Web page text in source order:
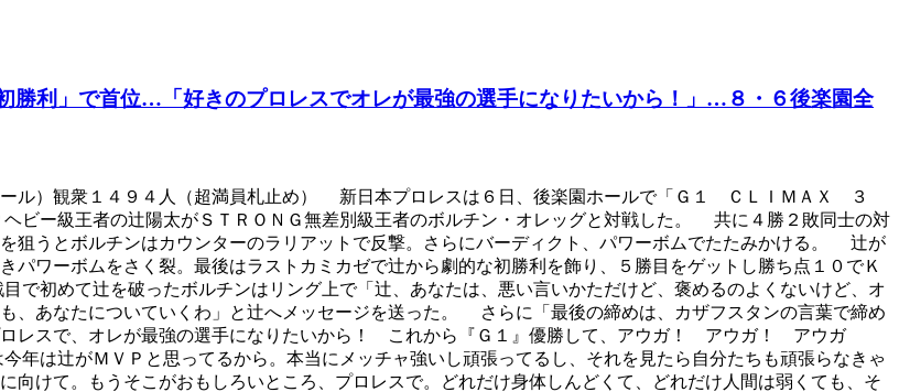
勝利」で首位…「好きのプロレスでオレが最強の選手になりたいから！」…８・６後楽園全
）観衆１４９４人（超満員札止め） 新日本プロレスは６日、後楽園ホールで「Ｇ１ ＣＬＩＭＡＸ ３
ビー級王者の辻陽太がＳＴＲＯＮＧ無差別級王者のボルチン・オレッグと対戦した。 共に４勝２敗同士の対
狙うとボルチンはカウンターのラリアットで反撃。さらにバーディクト、パワーボムでたたみかける。 辻が
ワーボムをさく裂。最後はラストカミカゼで辻から劇的な初勝利を飾り、５勝目をゲットし勝ち点１０でＫ
初めて辻を破ったボルチンはリング上で「辻、あなたは、悪い言いかただけど、褒めるのよくないけど、オ
、あなたについていくわ」と辻へメッセージを送った。 さらに「最後の締めは、カザフスタンの言葉で締め
レスで、オレが最強の選手になりたいから！ これから『Ｇ１』優勝して、アウガ！ アウガ！ アウガ
は辻がＭＶＰと思ってるから。本当にメッチャ強いし頑張ってるし、それを見たら自分たちも頑張らなきゃ
向けて。もうそこがおもしろいところ、プロレスで。どれだけ身体しんどくて、どれだけ人間は弱くても、そ